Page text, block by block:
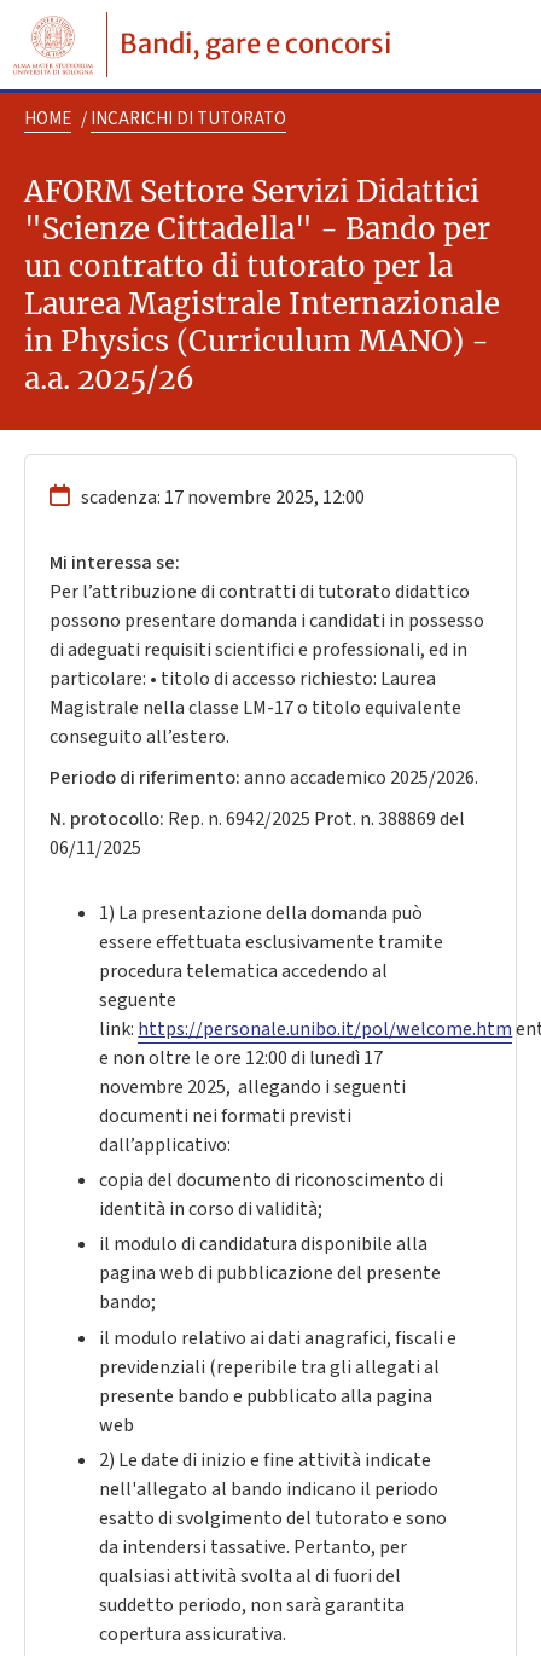
Bandi, gare e concorsi
HOME / INCARICHI DI TUTORATO
AFORM Settore Servizi Didattici
"Scienze Cittadella" - Bando per
un contratto di tutorato per la
Laurea Magistrale Internazionale
in Physics (Curriculum MANO) -
a.a. 2025/26
scadenza: 17 novembre 2025, 12:00
Mi interessa se:
Per l’attribuzione di contratti di tutorato didattico
possono presentare domanda i candidati in possesso
di adeguati requisiti scientifici e professionali, ed in
particolare: • titolo di accesso richiesto: Laurea
Magistrale nella classe LM-17 o titolo equivalente
conseguito all’estero.
Periodo di riferimento:anno accademico 2025/2026.
N. protocollo: Rep. n. 6942/2025 Prot. n. 388869 del
06/11/2025
1) La presentazione della domanda può
essere effettuata esclusivamente tramite
procedura telematica accedendo al
seguente
link: https://personale.unibo.it/pol/welcome.htm
e non oltre le ore 12:00 di lunedì 17
novembre 2025,allegando i seguenti
documenti nei formati previsti
dall’applicativo:
copia del documentodi riconoscimento di
identità in corso di validità;
il modulo di candidaturadisponibile alla
pagina web di pubblicazione del presente
bando;
il modulo relativo ai dati anagrafici, fiscali e
previdenziali (reperibile tra gli allegati al
presente bando e pubblicato alla pagina
web
2) Le date di inizio e fine attività indicate
nell'allegato al bando indicano il periodo
esatto di svolgimento del tutorato e sono
da intendersi tassative. Pertanto, per
qualsiasi attività svolta al di fuori del
suddetto periodo, non sarà garantita
copertura assicurativa.